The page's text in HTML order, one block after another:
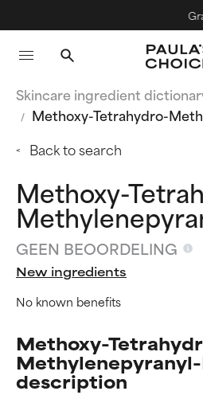
Skincare ingredient
Methoxy-Tetrahydro-
Back to search
Methoxy-
GEEN BEOORDELING
New ingredients
No known benefits
Methoxy-
description